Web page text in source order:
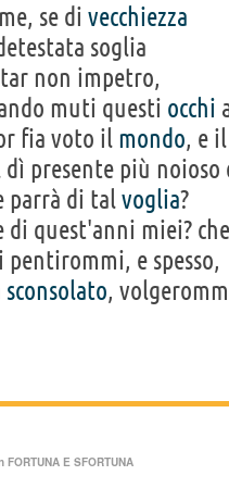
se di vecchiezza
soglia
non impetro,
muti questi occhi
fia voto il mondo, e
dì presente più noioso
parrà di talvoglia?
di quest'anni miei?
pentirommi, e spesso,
sconsolato,
FORTUNA E SFORTUNA